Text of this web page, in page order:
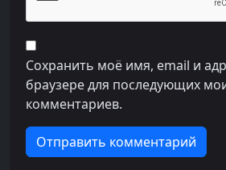
Сохранить моё имя, email и
браузере для последующих
комментариев.